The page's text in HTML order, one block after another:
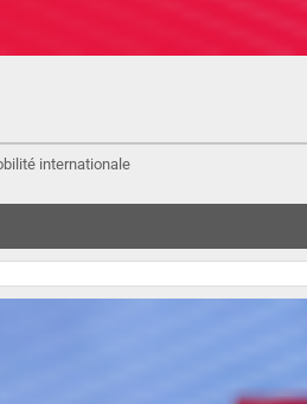
internationale